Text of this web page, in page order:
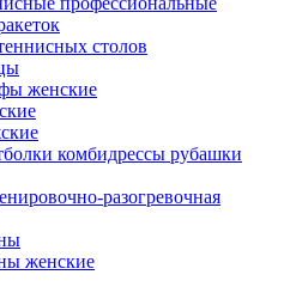
столов
женские
комбидрессы рубашки
разогревочная
женские